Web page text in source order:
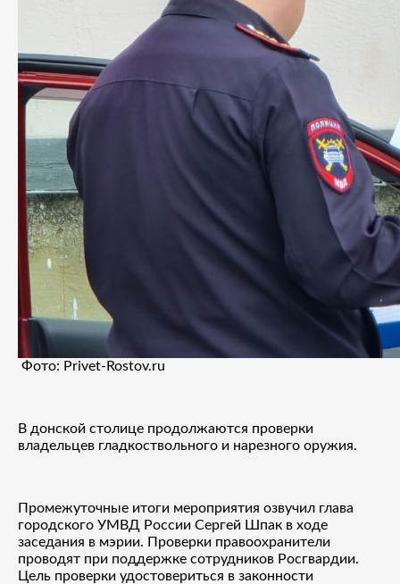
Фото: Privet-Rostov.ru
В донской столице продолжаются проверки
владельцев гладкоствольного и нарезного оружия.
Промежуточные итоги мероприятия озвучил глава
городского УМВД России Сергей Шпак в ходе
заседания в мэрии. Проверки правоохранители
проводят при поддержке сотрудников Росгвардии.
Цель проверки удостовериться в законности